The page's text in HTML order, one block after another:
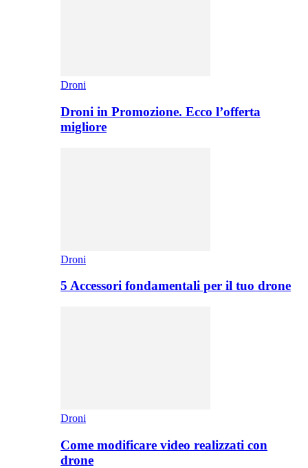
Droni
Droni in Promozione. Ecco l’offerta
migliore
Droni
5 Accessori fondamentali per il tuo drone
Droni
Come modificare video realizzati con
drone